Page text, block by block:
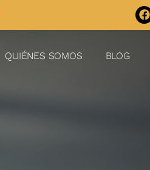
QUIÉNES SOMOS BLOG